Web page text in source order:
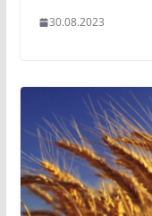
30.08.2023